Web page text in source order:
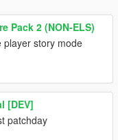
Pack 2 (NON-ELS)
player story mode
[DEV]
patchday